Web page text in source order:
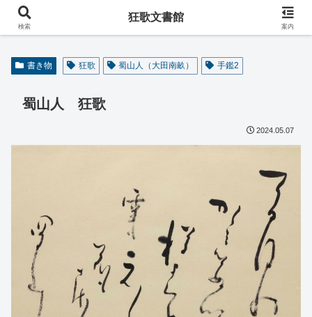
阿波の狂歌師・遠藤春足コレクション
書き物 狂歌 蜀山人（大田南畝） 手鑑2
蜀山人 狂歌
2024.05.07
検索
狂歌文書館
案内